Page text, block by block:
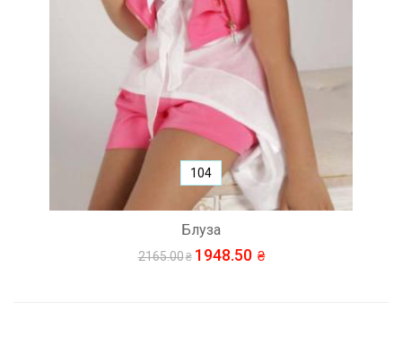
Блуза
2165.00 1948.50
104